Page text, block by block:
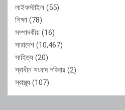
লাইফস্টাইল (55)
শিক্ষা (78)
সম্পাদকীয় (16)
সারাদেশ (10,467)
সাহিত্য (20)
স্বাধীন সংবাদ পরিবার (2)
স্বাস্থ্য (107)